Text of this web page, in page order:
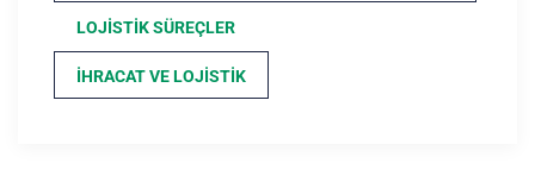
LOJISTIK SÜREÇLER
İHRACAT VE LOJISTIK